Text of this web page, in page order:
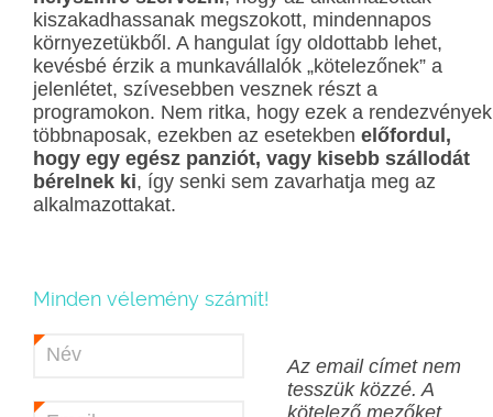
kiszakadhassanak megszokott, mindennapos
környezetükből. A hangulat így oldottabb lehet,
kevésbé érzik a munkavállalók „kötelezőnek” a
jelenlétet, szívesebben vesznek részt a
programokon. Nem ritka, hogy ezek a rendezvények
többnaposak, ezekben az esetekben előfordul,
hogy egy egész panziót, vagy kisebb szállodát
bérelnek ki, így senki sem zavarhatja meg az
alkalmazottakat.
Minden vélemény számít!
Az email címet nem
tesszük közzé. A
kötelező mezőket
Név